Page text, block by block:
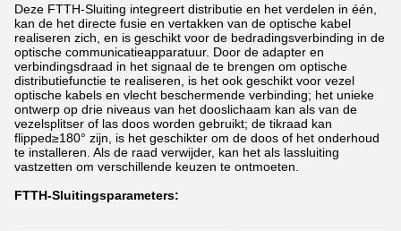
Deze FTTH-Sluiting integreert distributie en het verdelen in één,
kan de het directe fusie en vertakken van de optische kabel
realiseren zich, en is geschikt voor de bedradingsverbinding in de
optische communicatieapparatuur. Door de adapter en
verbindingsdraad in het signaal de te brengen om optische
distributiefunctie te realiseren, is het ook geschikt voor vezel
optische kabels en vlecht beschermende verbinding; het unieke
ontwerp op drie niveaus van het dooslichaam kan als van de
vezelsplitser of las doos worden gebruikt; de tikraad kan
flipped≥180° zijn, is het geschikter om de doos of het onderhoud
te installeren. Als de raad verwijder, kan het als lassluiting
vastzetten om verschillende keuzen te ontmoeten.
FTTH-Sluitingsparameters: